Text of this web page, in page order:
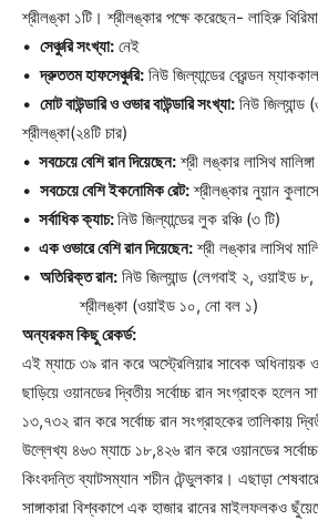
শ্রীলঙ্কা ১টি। শ্রীলঙ্কার পক্ষে করেছেন- লাহিরু
• সেঞ্চুরি সংখ্যা: নেই
•দ্রুততম হাফসেঞ্চুরি: নিউ জিল্যান্ডের ব্রেন্ডন
• মোট বাউন্ডারি ও ওভার বাউন্ডারি সংখ্যা: নিউ জিল্যান্ড
শ্রীলঙ্কা(২৪টি চার)
• সবচেয়ে বেশি রান দিয়েছেন:শ্রী লঙ্কার লাসিথ
• সবচেয়ে বেশি ইকনোমিক রেট:শ্রীলঙ্কার নুয়ান
• সর্বাধিক ক্যাচ:নিউ জিল্যান্ডের লুক রঞ্চি (৩ টি)
• এক ওভারে বেশি রান দিয়েছেন:শ্রী লঙ্কার লাসিথ
• অতিরিক্ত রান: নিউ জিল্যান্ড (লেগবাই ২, ওয়াইড
শ্রীলঙ্কা (ওয়াইড ১০, নো বল ১)
অন্যরকম কিছু রেকর্ড:
এই ম্যাচে ৩৯ রান করে অস্ট্রেলিয়ার সাবেক অধিনায়ক ও
ছাড়িয়ে ওয়ানডের দ্বিতীয় সর্বোচ্চ রান সংগ্রাহক হলেন
১৩,৭৩২ রান করে সর্বোচ্চ রান সংগ্রাহকের তালিকায়
উল্লেখ্য ৪৬৩ ম্যাচে ১৮,৪২৬ রান করে ওয়ানডের
কিংবদন্তি ব্যাটসম্যান শচীন টেন্ডুলকার। এছাড়া
সাঙ্গাকারা বিশ্বকাপে এক হাজার রানের মাইলফলকও